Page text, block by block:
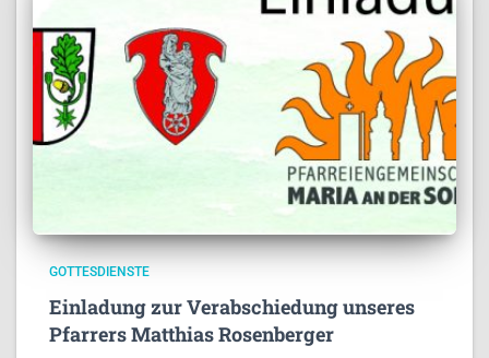
GOTTESDIENSTE
Einladung zur Verabschiedung unseres
Pfarrers Matthias Rosenberger